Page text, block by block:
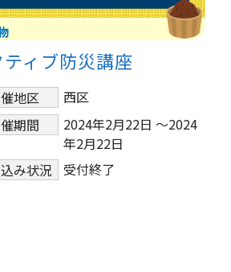
ティブ防災講座
地区
西区
期間
2024年2月22日 ～2024
年2月22日
み状況
受付終了